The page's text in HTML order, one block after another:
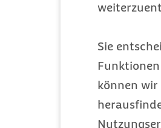
Sie
können wir
Alle
Pollenflug
Drinnen